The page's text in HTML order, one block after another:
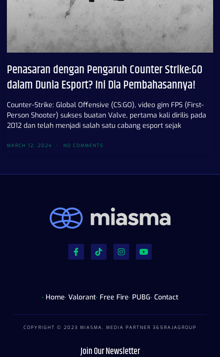
Penasaran dengan Pengaruh Counter Strike:GO
dalam Dunia Esport? Ini Dia Pembahasannya!
Counter-Strike: Global Offensive (CS:GO), video gim FPS (First-
Person Shooter) sukses buatan Valve, pertama kali dirilis pada
2012 dan telah menjadi salah satu cabang esport sejak
MARCH 12, 2024 NO COMMENTS
Home Valorant Free Fire PUBG Contact
COPYRIGHT © 2023 MIASMA, MEDIA PARTNER 365RAJAGROUP
Join Our Newsletter